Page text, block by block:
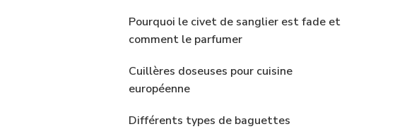
Pourquoi le civet de sanglier est fade et
comment le parfumer
Cuillères doseuses pour cuisine
européenne
Différents types de baguettes